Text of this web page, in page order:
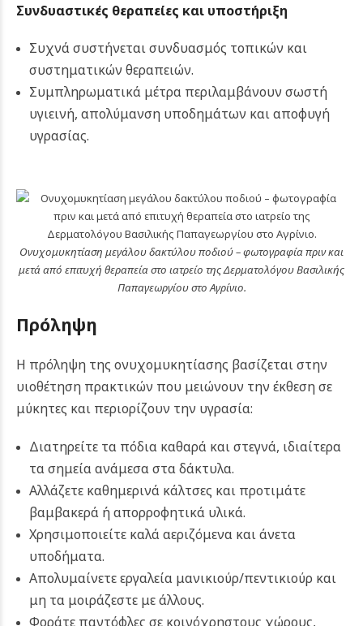
Συνδυαστικές θεραπείες και υποστήριξη
Συχνά συστήνεται συνδυασμός τοπικών και
συστηματικών θεραπειών.
Συμπληρωματικά μέτρα περιλαμβάνουν σωστή
υγιεινή, απολύμανση υποδημάτων και αποφυγή
υγρασίας.
Ονυχομυκητίαση μεγάλου δακτύλου ποδιού – φωτογραφία πριν και
μετά από επιτυχή θεραπεία στο ιατρείο της Δερματολόγου Βασιλικής
Παπαγεωργίου στο Αγρίνιο.
Πρόληψη
Η πρόληψη της ονυχομυκητίασης βασίζεται στην
υιοθέτηση πρακτικών που μειώνουν την έκθεση σε
μύκητες και περιορίζουν την υγρασία:
Διατηρείτε τα πόδια καθαρά και στεγνά, ιδιαίτερα
τα σημεία ανάμεσα στα δάκτυλα.
Αλλάζετε καθημερινά κάλτσες και προτιμάτε
βαμβακερά ή απορροφητικά υλικά.
Χρησιμοποιείτε καλά αεριζόμενα και άνετα
υποδήματα.
Απολυμαίνετε εργαλεία μανικιούρ/πεντικιούρ και
μη τα μοιράζεστε με άλλους.
Φοράτε παντόφλες σε κοινόχρηστους χώρους,